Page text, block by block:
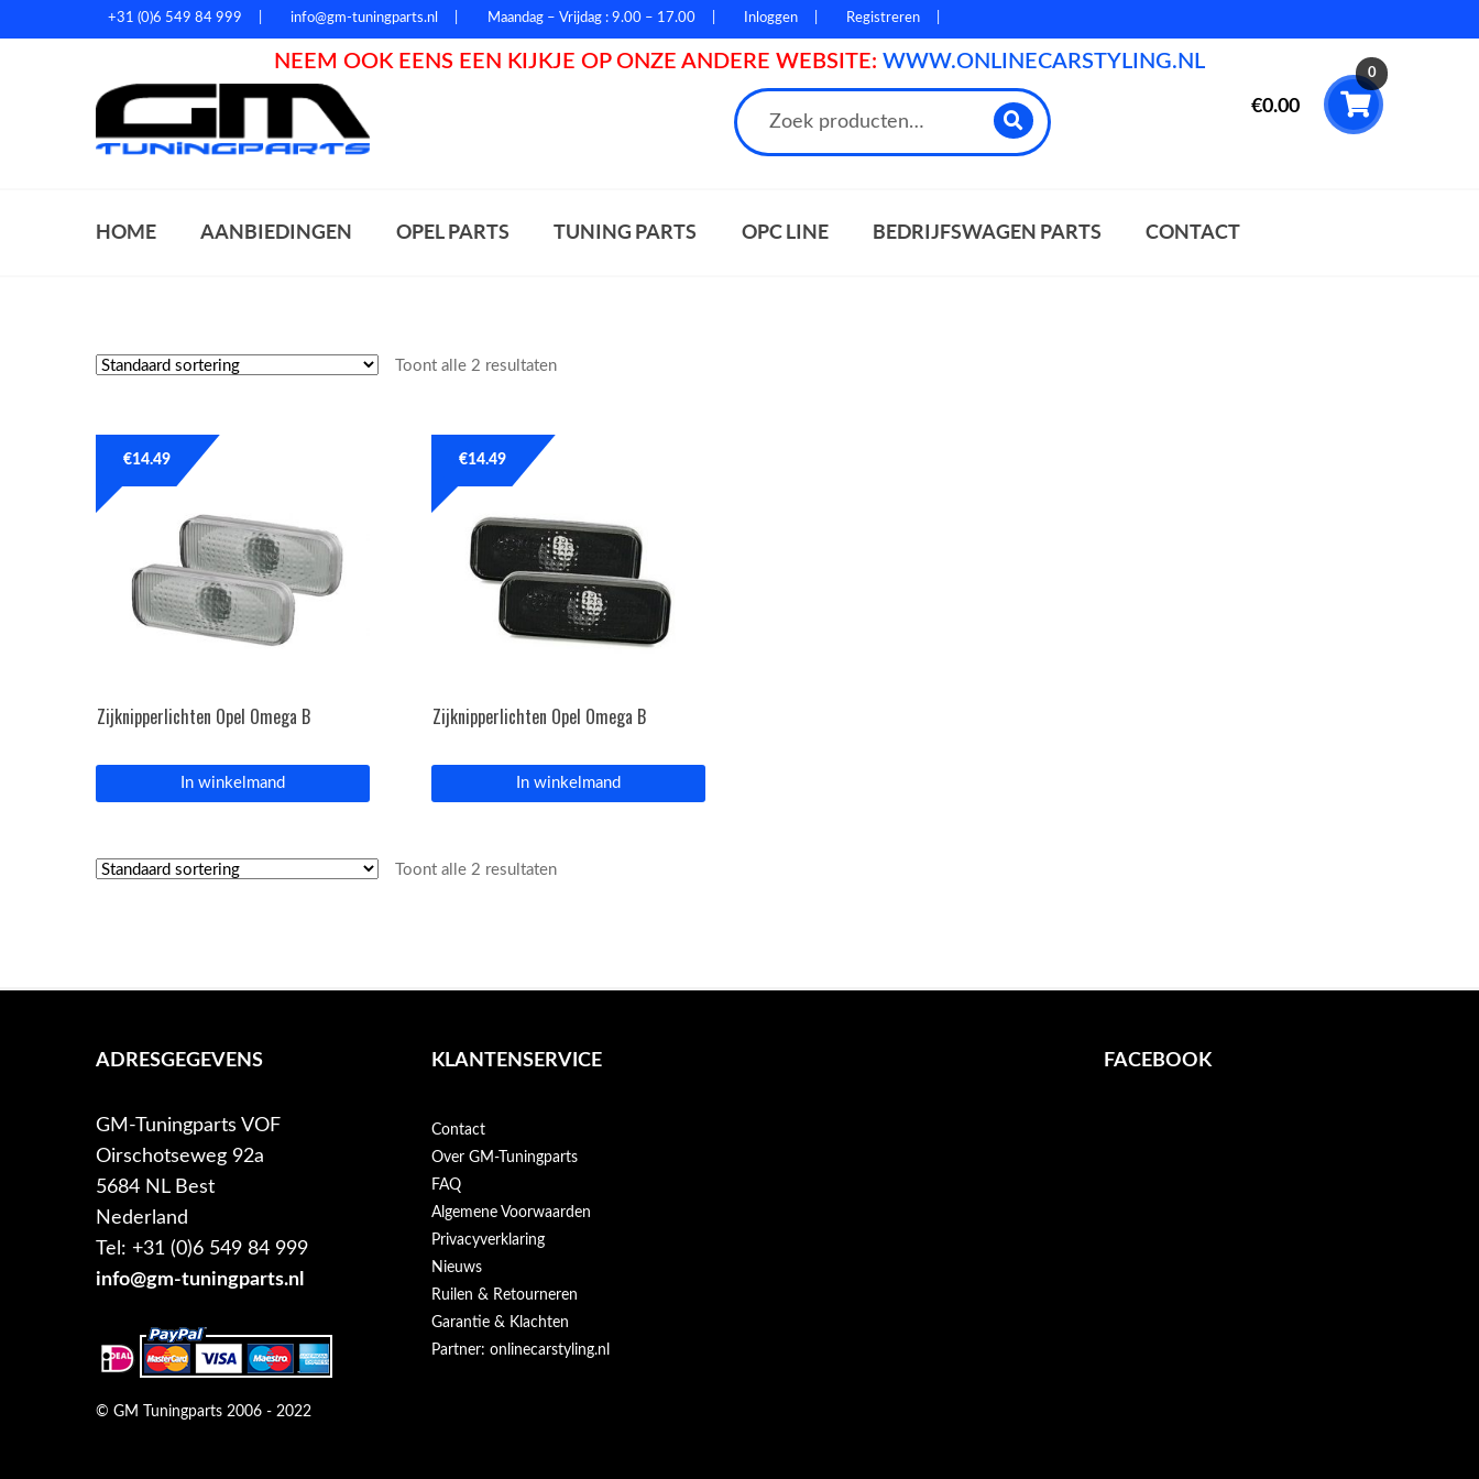
+31 (0)6 549 84 999 info@gm-tuningparts.nl Maandag – Vrijdag : 9.00 – 17.00 Inloggen Registreren
NEEM OOK EENS EEN KIJKJE OP ONZE ANDERE WEBSITE: WWW.ONLINECARSTYLING.NL
€0.00
0
HOME AANBIEDINGEN OPEL PARTS TUNING PARTS OPC LINE BEDRIJFSWAGEN PARTS CONTACT
Toont alle 2 resultaten
Zijknipperlichten Opel Omega B
€14.49
In winkelmand
Zijknipperlichten Opel Omega B
€14.49
In winkelmand
Toont alle 2 resultaten
ADRESGEGEVENS
GM-Tuningparts VOF
Oirschotseweg 92a
5684 NL Best
Nederland
Tel: +31 (0)6 549 84 999
info@gm-tuningparts.nl
KLANTENSERVICE
Contact
Over GM-Tuningparts
FAQ
Algemene Voorwaarden
Privacyverklaring
Nieuws
Ruilen & Retourneren
Garantie & Klachten
Partner: onlinecarstyling.nl
FACEBOOK
© GM Tuningparts 2006 - 2022